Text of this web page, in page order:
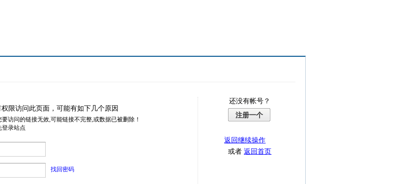
限访问此页面，可能有如下几个原因
访问的链接无效,可能链接不完整,或数据已被删除！
登录站点
找回密码
还没有帐号？
注册一个
返回继续操作
或者返回首页